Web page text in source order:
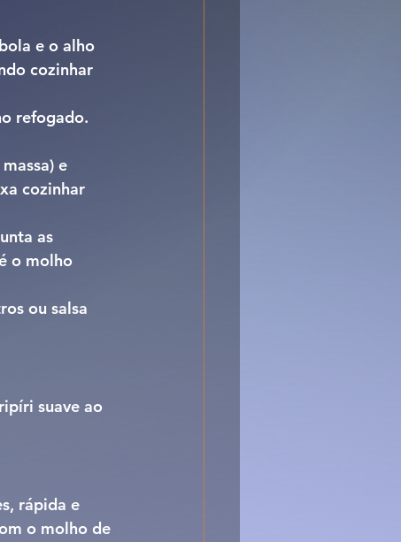
e o alho
cozinhar
refogado.
e
cozinhar
as
o molho
ou salsa
suave ao
rápida e
o molho de